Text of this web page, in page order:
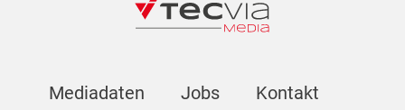
Mediadaten Jobs Kontakt